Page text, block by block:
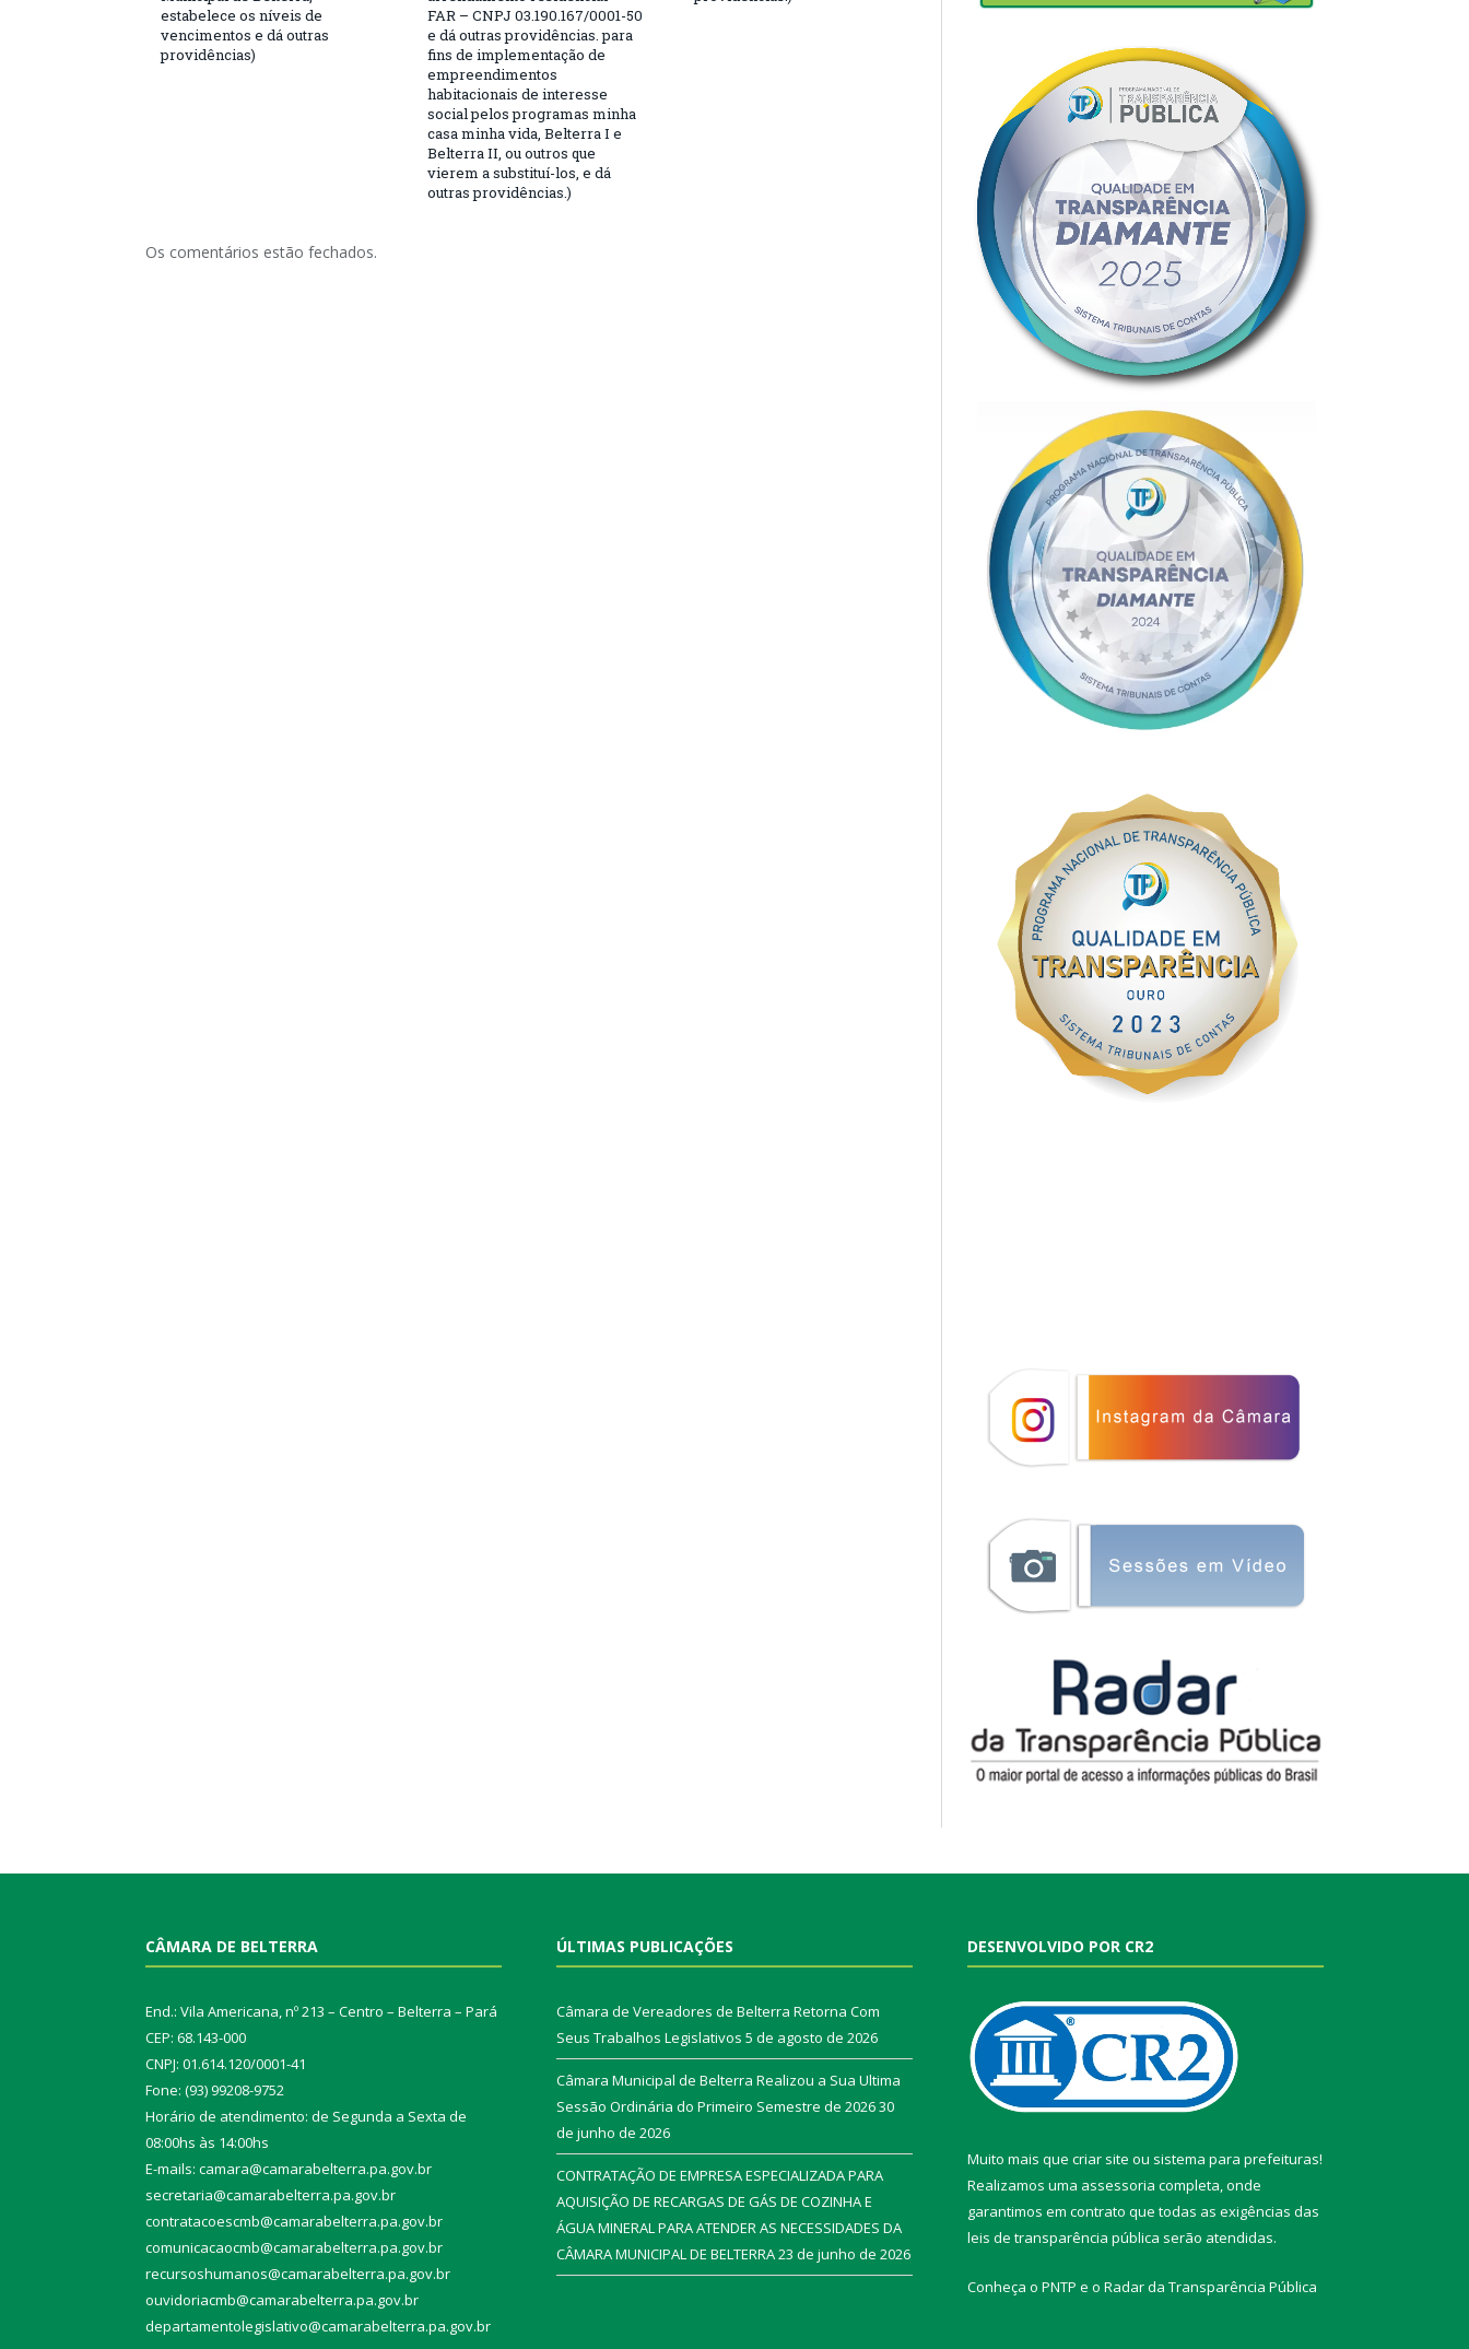
estabelece os níveis de
vencimentos e dá outras
providências)
FAR – CNPJ 03.190.167/0001-50
e dá outras providências. para
fins de implementação de
empreendimentos
habitacionais de interesse
social pelos programas minha
casa minha vida, Belterra I e
Belterra II, ou outros que
vierem a substituí-los, e dá
outras providências.)
Os comentários estão fechados.
CÂMARA DE BELTERRA
End.: Vila Americana, nº 213 – Centro – Belterra – Pará
CEP: 68.143-000
CNPJ: 01.614.120/0001-41
Fone: (93) 99208-9752
Horário de atendimento: de Segunda a Sexta de
08:00hs às 14:00hs
E-mails: camara@camarabelterra.pa.gov.br
secretaria@camarabelterra.pa.gov.br
contratacoescmb@camarabelterra.pa.gov.br
comunicacaocmb@camarabelterra.pa.gov.br
recursoshumanos@camarabelterra.pa.gov.br
ouvidoriacmb@camarabelterra.pa.gov.br
departamentolegislativo@camarabelterra.pa.gov.br
ÚLTIMAS PUBLICAÇÕES
Câmara de Vereadores de Belterra Retorna Com
Seus Trabalhos Legislativos 5 de agosto de 2026
Câmara Municipal de Belterra Realizou a Sua Ultima
Sessão Ordinária do Primeiro Semestre de 202630
de junho de 2026
CONTRATAÇÃO DE EMPRESA ESPECIALIZADA PARA
AQUISIÇÃO DE RECARGAS DE GÁS DE COZINHA E
ÁGUA MINERAL PARA ATENDER AS NECESSIDADES DA
CÂMARA MUNICIPAL DE BELTERRA23 de junho de 2026
DESENVOLVIDO POR CR2
Muito mais que criar site ou sistema para prefeituras!
Realizamos uma assessoria completa, onde
garantimos em contrato que todas as exigências das
leis de transparência pública serão atendidas.
Conheça o PNTP e o Radar da Transparência Pública